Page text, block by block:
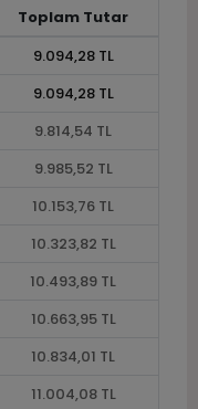
Toplam Tutar
9.094,28 TL
9.094,28 TL
9.814,54 TL
9.985,52 TL
10.153,76 TL
10.323,82 TL
10.493,89 TL
10.663,95 TL
10.834,01 TL
11.004,08 TL